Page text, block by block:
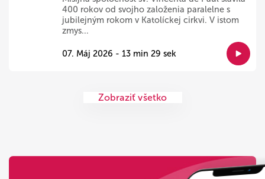
400 rokov od svojho založenia paralelne s
jubilejným rokom v Katolíckej cirkvi. V istom
zmys...
07. Máj 2026 - 13 min 29 sek
Zobraziť všetko